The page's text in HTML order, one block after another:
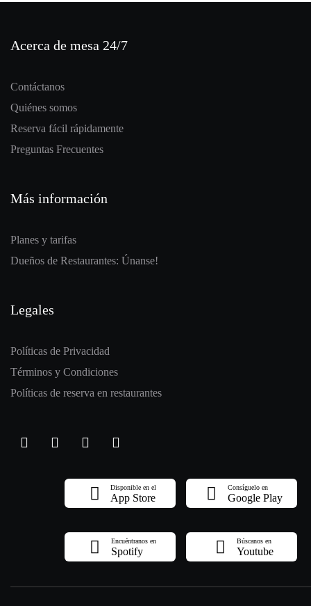
Acerca de mesa 24/7
Contáctanos
Quiénes somos
Reserva fácil rápidamente
Preguntas Frecuentes
Más información
Planes y tarifas
Dueños de Restaurantes: Únanse!
Legales
Políticas de Privacidad
Términos y Condiciones
Políticas de reserva en restaurantes
Disponible en el
App Store
Consíguelo en
Google Play
Encuéntranos en
Spotify
Búscanos en
Youtube